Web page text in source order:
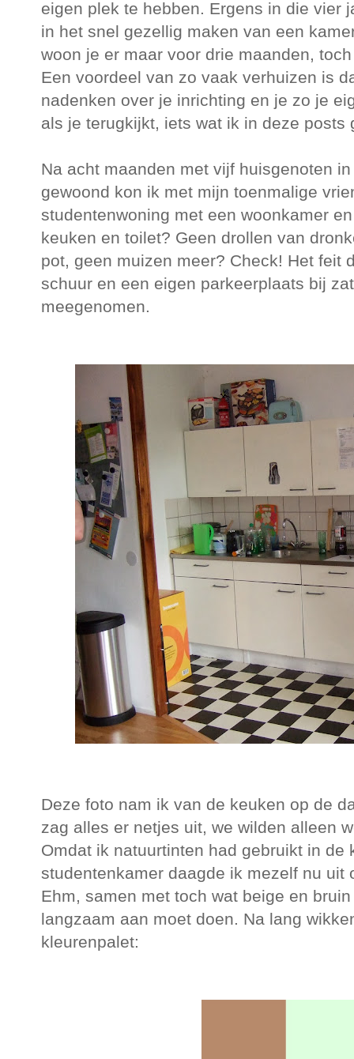
eigen plek te hebben. Ergens in die vier
in het snel gezellig maken van een
woon je er maar voor drie maanden,
Een voordeel van zo vaak verhuizen is
nadenken over je inrichting en je zo je
als je terugkijkt, iets wat ik in deze posts
Na acht maanden met vijf huisgenoten
gewoond kon ik met mijn toenmalige
studentenwoning met een woonkamer
keuken en toilet? Geen drollen van
pot, geen muizen meer? Check! Het feit
schuur en een eigen parkeerplaats bij
meegenomen.
Deze foto nam ik van de keuken op de
zag alles er netjes uit, we wilden alleen
Omdat ik natuurtinten had gebruikt in
studentenkamer daagde ik mezelf nu uit
Ehm, samen met toch wat beige en
langzaam aan moet doen. Na lang
kleurenpalet: